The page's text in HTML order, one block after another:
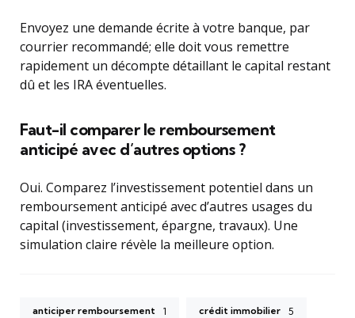
Envoyez une demande écrite à votre banque, par
courrier recommandé; elle doit vous remettre
rapidement un décompte détaillant le capital restant
dû et les IRA éventuelles.
Faut-il comparer le remboursement
anticipé avec d’autres options ?
Oui. Comparez l’investissement potentiel dans un
remboursement anticipé avec d’autres usages du
capital (investissement, épargne, travaux). Une
simulation claire révèle la meilleure option.
anticiper remboursement 1 crédit immobilier 5